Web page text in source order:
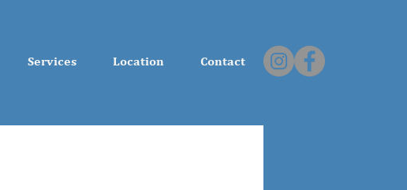
Services Location Contact